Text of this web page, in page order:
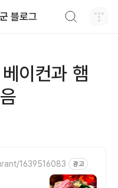
블로그
이컨과 햄
1639516083 광고